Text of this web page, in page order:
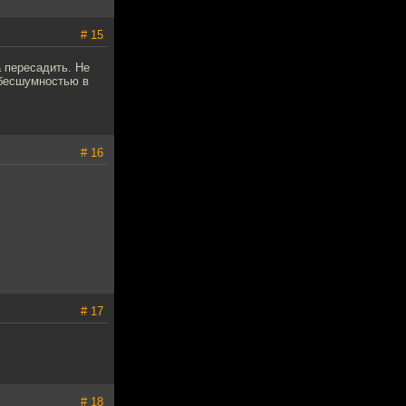
# 15
пересадить. Не
в
# 16
# 17
# 18